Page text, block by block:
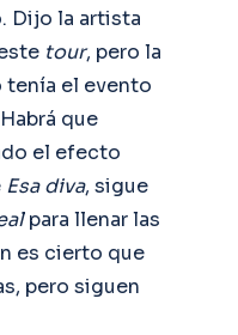
Dijo la artista
tour, pero la
tenía el evento
que
el efecto
Esa diva, sigue
para llenar las
es cierto que
pero siguen